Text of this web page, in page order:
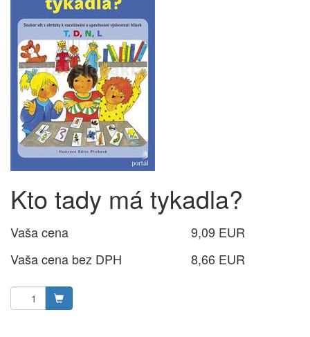
Kto tady má tykadla?
Vaša cena
9,09 EUR
Vaša cena bez DPH
8,66 EUR